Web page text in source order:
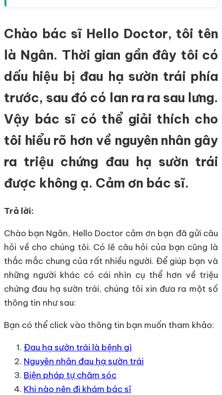
Chào bác sĩ Hello Doctor, tôi tên
là Ngân. Thời gian gần đây tôi có
dấu hiệu bị đau hạ sườn trái phía
trước, sau đó có lan ra ra sau lưng.
Vậy bác sĩ có thể giải thích cho
tôi hiểu rõ hơn về nguyên nhân gây
ra triệu chứng đau hạ sườn trái
được không ạ. Cảm ơn bác sĩ.
Trả lời:
Chào bạn Ngân, Hello Doctor cảm ơn bạn đã gửi câu
hỏi về cho chúng tôi. Có lẽ câu hỏi của bạn cũng là
thắc mắc chung của rất nhiều người. Để giúp bạn và
những người khác có cái nhìn cụ thể hơn về triệu
chứng đau hạ sườn trái, chúng tôi xin đưa ra một số
thông tin như sau:
Bạn có thể click vào thông tin bạn muốn tham khảo:
Đau hạ sườn trái là bệnh gì
Nguyên nhân đau hạ sườn trái
Biện pháp tự chăm sóc
Khi nào nên đi khám bác sĩ